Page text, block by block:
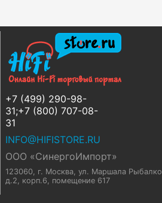
+7 (499) 290-98-
31;+7 (800) 707-08-
31
INFO@HIFISTORE.RU
ООО «СинергоИмпорт»
123060, г. Москва ул. Маршала Рыбалко,
д.2, корп.6, помещение 617